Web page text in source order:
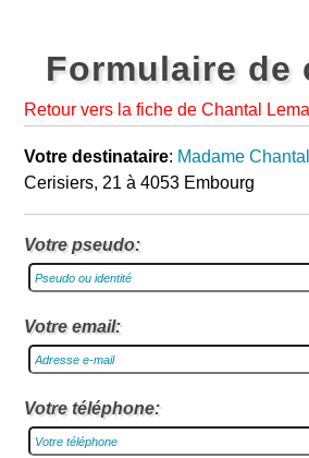
Formulaire de
Retour vers la fiche de Chantal
Votre destinataire: Madame
Cerisiers, 21 à 4053 Embourg
Votre pseudo:
Votre email:
Votre téléphone: